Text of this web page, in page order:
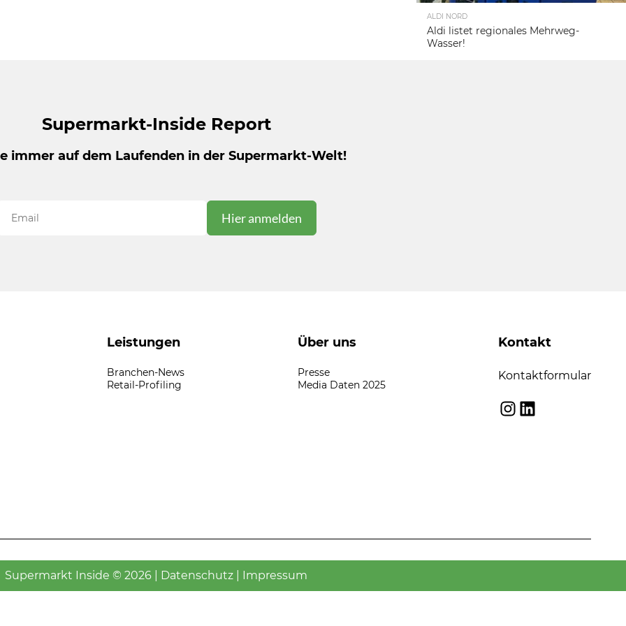
ALDI NORD
Aldi listet regionales Mehrweg-
Wasser!
Supermarkt-Inside Report
immer auf dem Laufenden in der Supermarkt-Welt!
Leistungen
Branchen-News
Retail-Profiling
Über uns
Presse
Media Daten 2025
Kontakt
Kontaktformular
Instagram
LinkedIn
Supermarkt Inside © 2026 | Datenschutz Impressum